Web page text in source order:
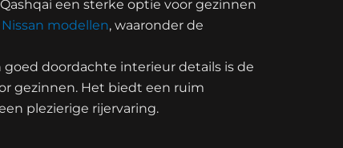
een sterke optie voor gezinnen
Nissan modellen, waaronder de
doordachte interieur details is de
gezinnen. Het biedt een ruim
plezierige rijervaring.